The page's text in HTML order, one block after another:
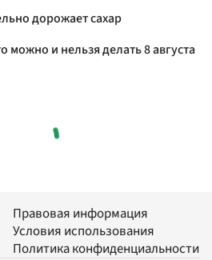
дорожает сахар
можно и нельзя делать 8 августа
Правовая информация
Условия использования
Политика конфиденциальности